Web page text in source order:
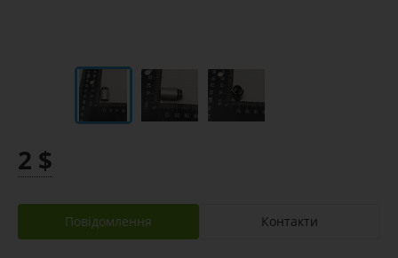
2 $
Повідомлення Контакти